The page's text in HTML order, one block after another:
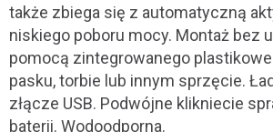
także zbiega się z automatyczną
niskiego poboru mocy. Montaż bez
pomocą zintegrowanego
pasku, torbie lub innym sprzęcie.
złącze USB. Podwójne klikniecie
baterii. Wodoodporna.